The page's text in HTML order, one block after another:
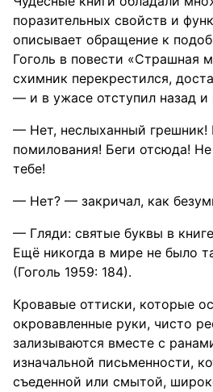
поразительных свойств и
описывает обращение к
Гоголь в повести «Страшная
схимник перекрестился,
— и в ужасе отступил назад и
— Нет, неслыханный грешник!
помилования! Беги отсюда!
тебе!
— Нет? — закричал, как
— Гляди: святые буквы в
Ещё никогда в мире не было
(Гоголь 1959: 184).
Кровавые оттиски, которые
окровавленные руки, чисто
зализываются вместе с
изначальной письменности,
съеденной или смытой,